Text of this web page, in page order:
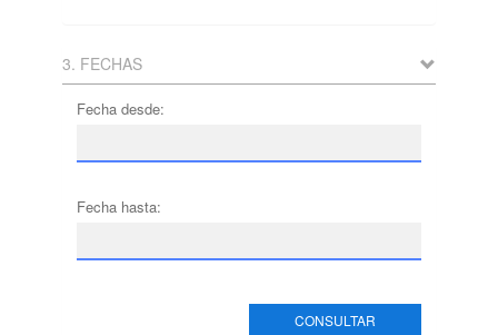
3. FECHAS
Fecha desde:
Fecha hasta:
CONSULTAR